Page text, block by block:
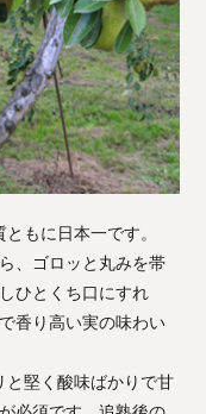
もに日本一です。
、ゴロッと丸みを帯
ひとくち口にすれ
香り高い実の味わい
と堅く酸味ばかりで甘